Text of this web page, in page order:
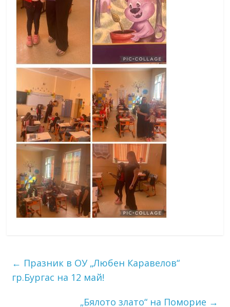
← Празник в ОУ „Любен Каравелов“
гр.Бургас на 12 май!
„Бялото злато“ на Поморие →